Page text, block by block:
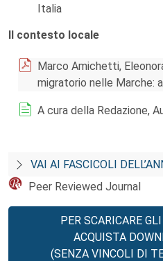
Italia
Il contesto locale
Marco Amichetti,
migratorio nelle Marche:
A cura della Redazione,
VAI AI FASCICOLI
Peer Reviewed Journal
PER SCARICARE
ACQUISTA
(SENZA VINCOLI DI